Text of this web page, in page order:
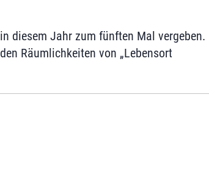
diesem Jahr zum fünften Mal vergeben.
Räumlichkeiten von „Lebensort